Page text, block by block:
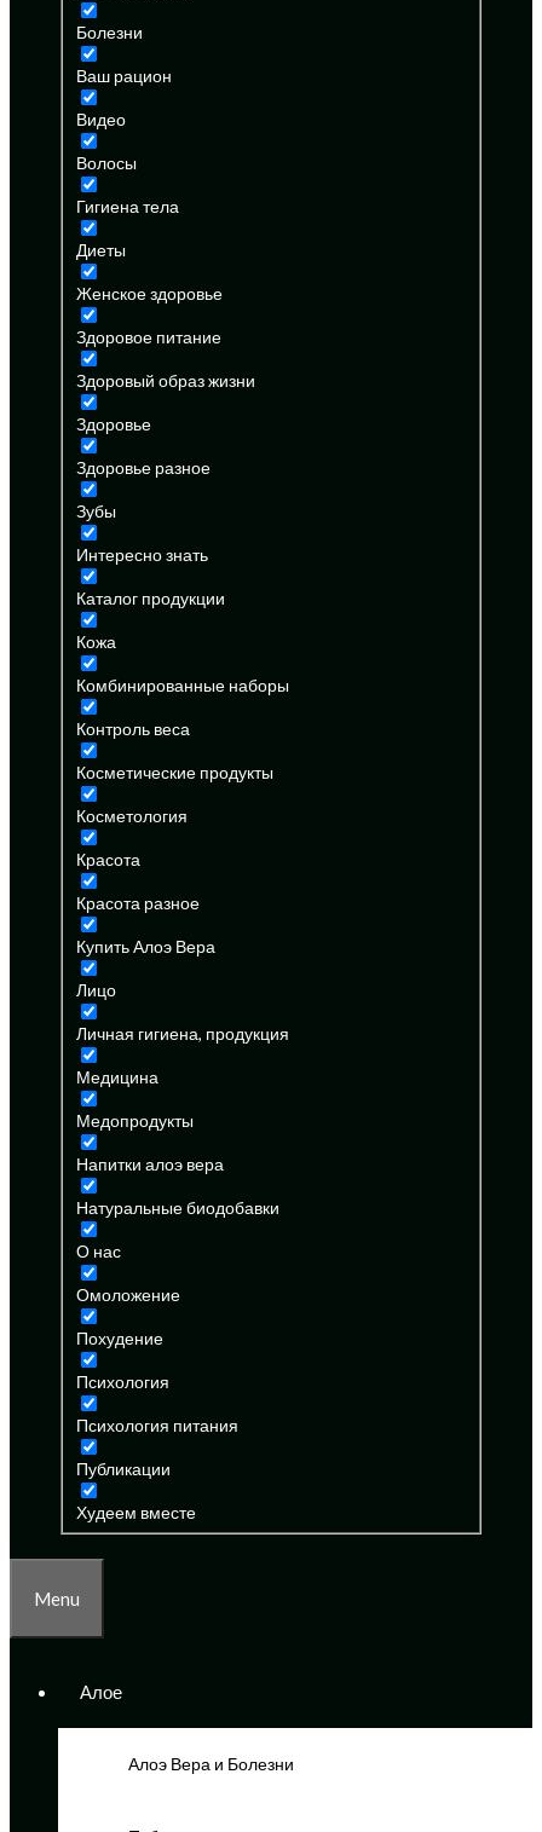
Болезни
Ваш рацион
Видео
Волосы
Гигиена тела
Диеты
Женское здоровье
Здоровое питание
Здоровый образ жизни
Здоровье
Здоровье разное
Зубы
Интересно знать
Каталог продукции
Кожа
Комбинированные наборы
Контроль веса
Косметические продукты
Косметология
Красота
Красота разное
Купить Алоэ Вера
Лицо
Личная гигиена, продукция
Медицина
Медопродукты
Напитки алоэ вера
Натуральные биодобавки
О нас
Омоложение
Похудение
Психология
Психология питания
Публикации
Худеем вместе
Menu
Алое
Алоэ Вера и Болезни